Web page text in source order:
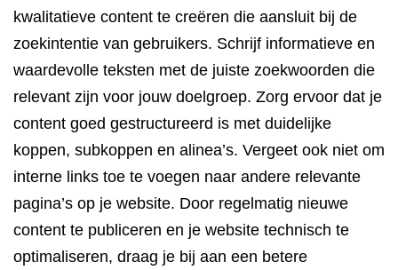
kwalitatieve content te creëren die aansluit bij de
zoekintentie van gebruikers. Schrijf informatieve en
waardevolle teksten met de juiste zoekwoorden die
relevant zijn voor jouw doelgroep. Zorg ervoor dat je
content goed gestructureerd is met duidelijke
koppen, subkoppen en alinea’s. Vergeet ook niet om
interne links toe te voegen naar andere relevante
pagina’s op je website. Door regelmatig nieuwe
content te publiceren en je website technisch te
optimaliseren, draag je bij aan een betere